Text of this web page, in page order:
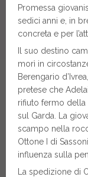
Promessa
sedici anni e, in
concreta e per
Il suo destino
morì in
Berengario
pretese che
rifiuto fermo della
sul Garda. La
scampo nella
Ottone I di
influenza sulla
La spedizione di